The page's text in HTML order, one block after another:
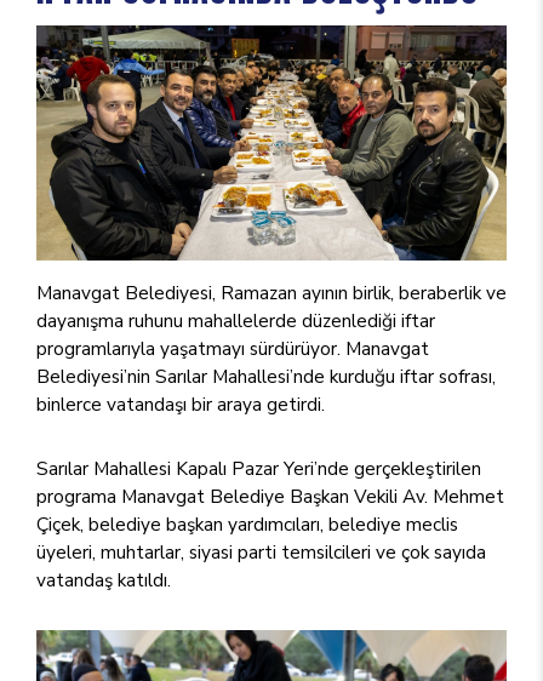
Manavgat Belediyesi, Ramazan ayının birlik, beraberlik ve
dayanışma ruhunu mahallelerde düzenlediği iftar
programlarıyla yaşatmayı sürdürüyor. Manavgat
Belediyesi’nin Sarılar Mahallesi’nde kurduğu iftar sofrası,
binlerce vatandaşı bir araya getirdi.
Sarılar Mahallesi Kapalı Pazar Yeri’nde gerçekleştirilen
programa Manavgat Belediye Başkan Vekili Av. Mehmet
Çiçek, belediye başkan yardımcıları, belediye meclis
üyeleri, muhtarlar, siyasi parti temsilcileri ve çok sayıda
vatandaş katıldı.